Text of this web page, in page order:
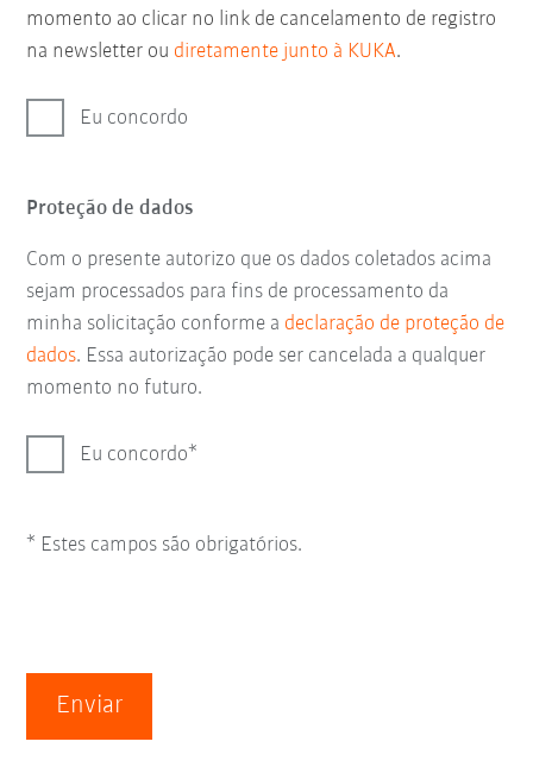
momento ao clicar no link de cancelamento de registro
na newsletter ou diretamente junto à KUKA.
Eu concordo
Proteção de dados
Com o presente autorizo que os dados coletados acima
sejam processados para fins de processamento da
minha solicitação conforme a declaração de proteção de
dados. Essa autorização pode ser cancelada a qualquer
momento no futuro.
Eu concordo
* Estes campos são obrigatórios.
Enviar